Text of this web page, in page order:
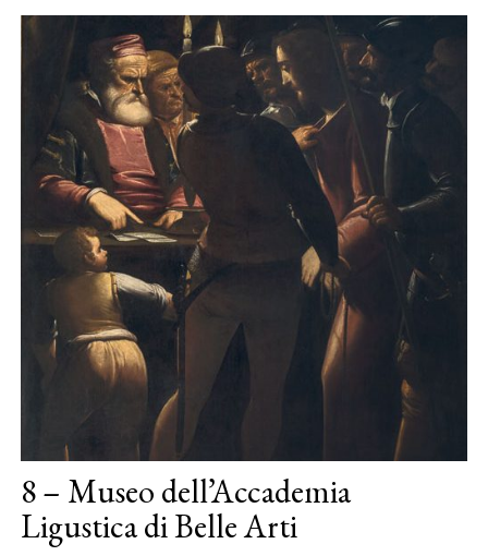
8 – Museo dell’Accademia
Ligustica di Belle Arti